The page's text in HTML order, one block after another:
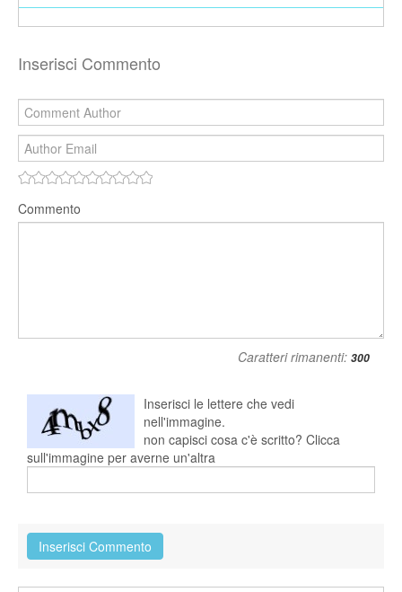
Inserisci Commento
Commento
Caratteri rimanenti:
Inserisci le lettere che vedi
nell'immagine.
non capisci cosa c'è scritto? Clicca
sull'immagine per averne un'altra